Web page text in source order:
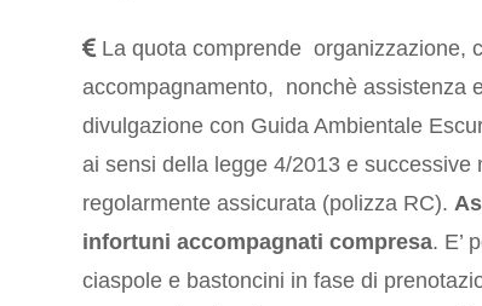
La quota comprende organizzazione,
accompagnamento, nonchè assistenza
divulgazione con Guida Ambientale
ai sensi della legge 4/2013 e successive
regolarmente assicurata (polizza RC).
infortuni accompagnati compresa. E’
ciaspole e bastoncini in fase di